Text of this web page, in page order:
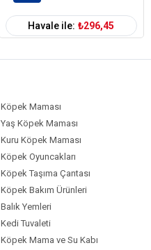
Havale ile: ₺296,45
Köpek Maması
Yaş Köpek Maması
Kuru Köpek Maması
Köpek Oyuncakları
Köpek Taşıma Çantası
Köpek Bakım Ürünleri
Balık Yemleri
Kedi Tuvaleti
Köpek Mama ve Su Kabı